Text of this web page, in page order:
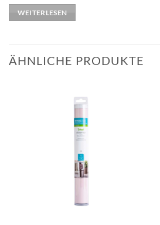
WEITERLESEN
ÄHNLICHE PRODUKTE